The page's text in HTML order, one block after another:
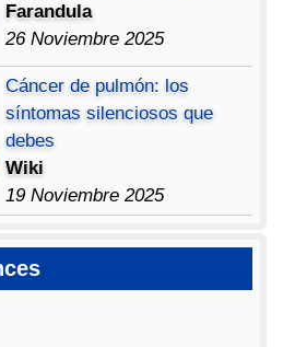
Farandula
26 Noviembre 2025
Cáncer de pulmón: los
síntomas silenciosos que
debes
Wiki
19 Noviembre 2025